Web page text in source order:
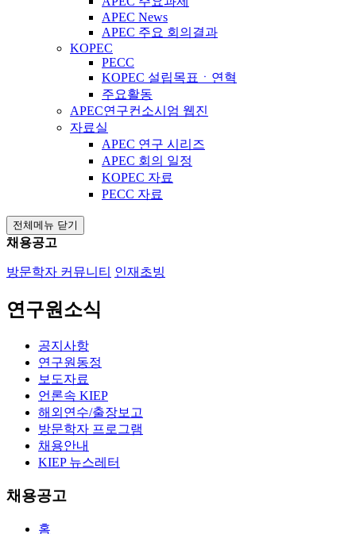
APEC News
APEC 주요 회의결과
KOPEC
PECC
KOPEC 설립목표ㆍ연혁
주요활동
APEC연구컨소시엄 웹진
자료실
APEC 연구 시리즈
APEC 회의 일정
KOPEC 자료
PECC 자료
전체메뉴 닫기
채용공고
방문학자 커뮤니티 인재초빙
연구원소식
공지사항
연구원동정
보도자료
언론속 KIEP
해외연수/출장보고
방문학자 프로그램
채용안내
KIEP 뉴스레터
채용공고
홈